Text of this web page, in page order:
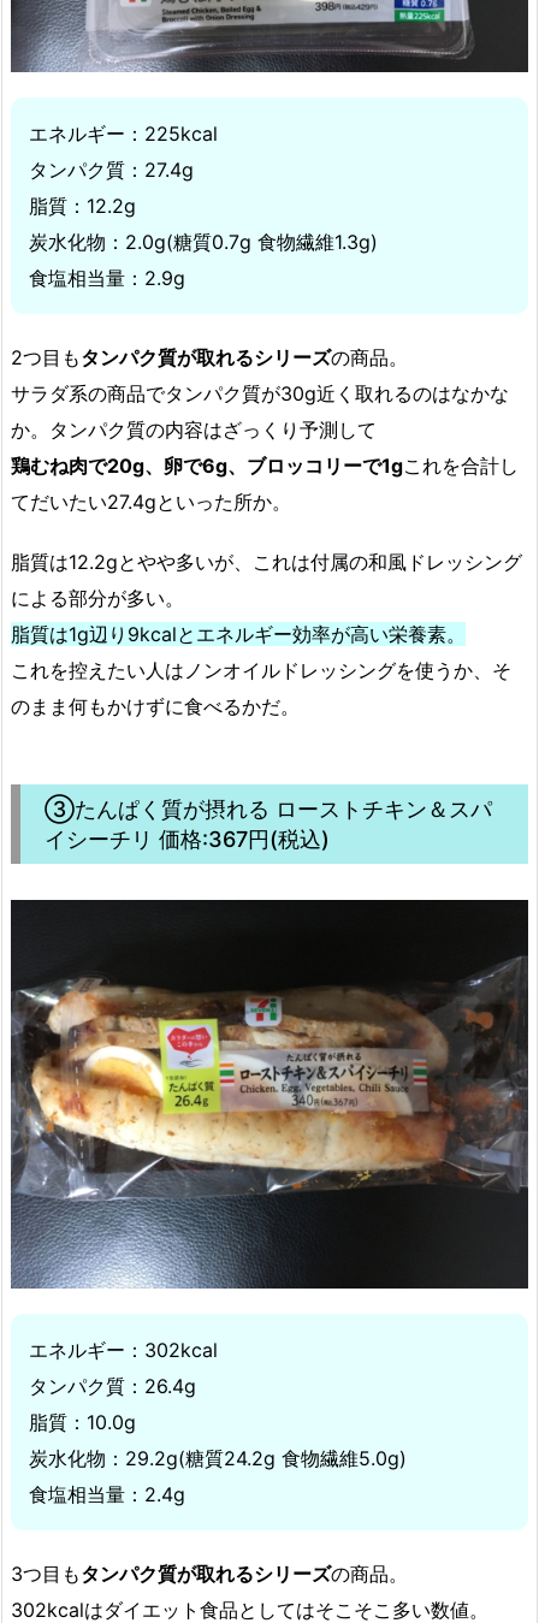
エネルギー：225kcal
タンパク質：27.4g
脂質：12.2g
炭水化物：2.0g(糖質0.7g 食物繊維1.3g)
食塩相当量：2.9g
2つ目もタンパク質が取れるシリーズの商品。
サラダ系の商品でタンパク質が30g近く取れるのはなかな
か。タンパク質の内容はざっくり予測して
鶏むね肉で20g、卵で6g、ブロッコリーで1gこれを合計し
てだいたい27.4gといった所か。
脂質は12.2gとやや多いが、これは付属の和風ドレッシング
による部分が多い。
脂質は1g辺り9kcalとエネルギー効率が高い栄養素。
これを控えたい人はノンオイルドレッシングを使うか、そ
のまま何もかけずに食べるかだ。
③たんぱく質が摂れる ローストチキン＆スパ
イシーチリ 価格:367円(税込)
エネルギー：302kcal
タンパク質：26.4g
脂質：10.0g
炭水化物：29.2g(糖質24.2g 食物繊維5.0g)
食塩相当量：2.4g
3つ目もタンパク質が取れるシリーズの商品。
302kcalはダイエット食品としてはそこそこ多い数値。